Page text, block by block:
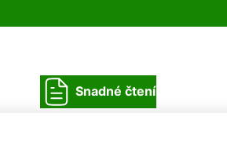
Snadné čtení